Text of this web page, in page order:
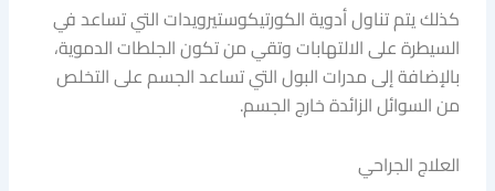
كذلك يتم تناول أدوية الكورتيكوستيرويدات التي تساعد في
السيطرة على الالتهابات وتقي من تكون الجلطات الدموية،
بالإضافة إلى مدرات البول التي تساعد الجسم على التخلص
من السوائل الزائدة خارج الجسم.
العلاج الجراحي